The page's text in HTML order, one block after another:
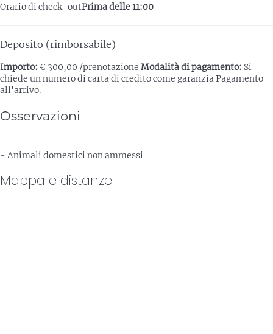
Orario di check-outPrima delle 11:00
Deposito (rimborsabile)
Importo: € 300,00 /prenotazione Modalità di pagamento: Si
chiede un numero di carta di credito come garanziaPagamento
all'arrivo.
Osservazioni
- Animali domestici non ammessi
Mappa e distanze